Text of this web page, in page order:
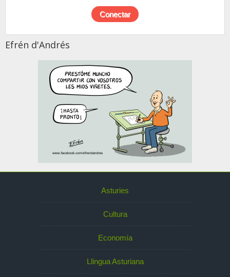
Efrén d'Andrés
Asturies
Cultura
Economía
Llingua Asturiana